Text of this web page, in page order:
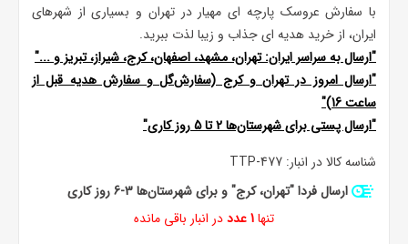
با سفارش عروسک پارچه ای مهیار در تهران و بسیاری از شهرهای
ایران، از خرید هدیه ای جذاب و زیبا لذت ببرید.
"ارسال به سراسر ایران: تهران، مشهد، اصفهان، کرج، شیراز، تبریز و ..."
"ارسال امروز در تهران و کرج (سفارش‌گل و سفارش هدیه قبل از
ساعت 16)"
"ارسال پستی برای شهرستان‌ها 2 تا 5 روز کاری"
شناسه کالا در انبار: TTP-477
ارسال فردا "تهران، کرج" و برای شهرستان‌ها 3-6 روز کاری
تنها1 عدد
در انبار باقی مانده